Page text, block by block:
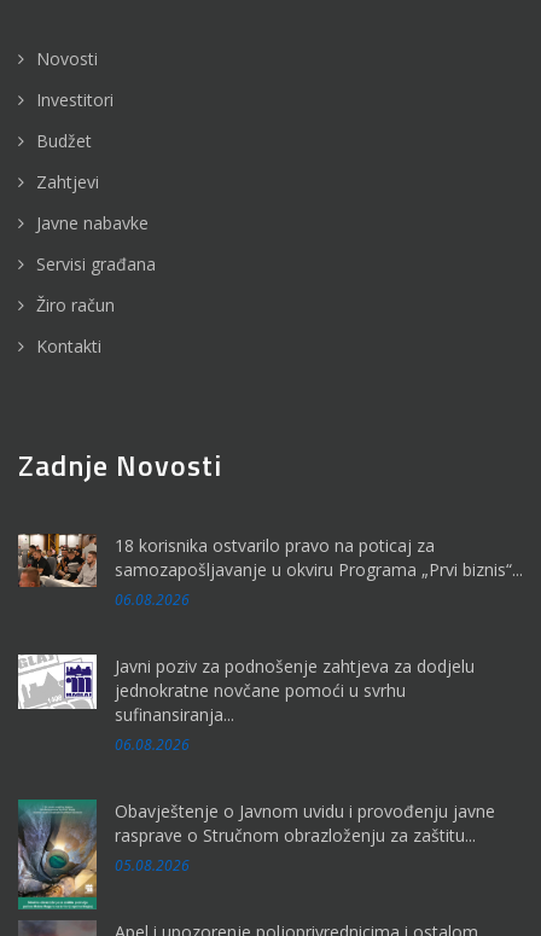
Novosti
Investitori
Budžet
Zahtjevi
Javne nabavke
Servisi građana
Žiro račun
Kontakti
Zadnje Novosti
18 korisnika ostvarilo pravo na poticaj za
samozapošljavanje u okviru Programa „Prvi biznis“...
06.08.2026
Javni poziv za podnošenje zahtjeva za dodjelu
jednokratne novčane pomoći u svrhu
sufinansiranja...
06.08.2026
Obavještenje o Javnom uvidu i provođenju javne
rasprave o Stručnom obrazloženju za zaštitu...
05.08.2026